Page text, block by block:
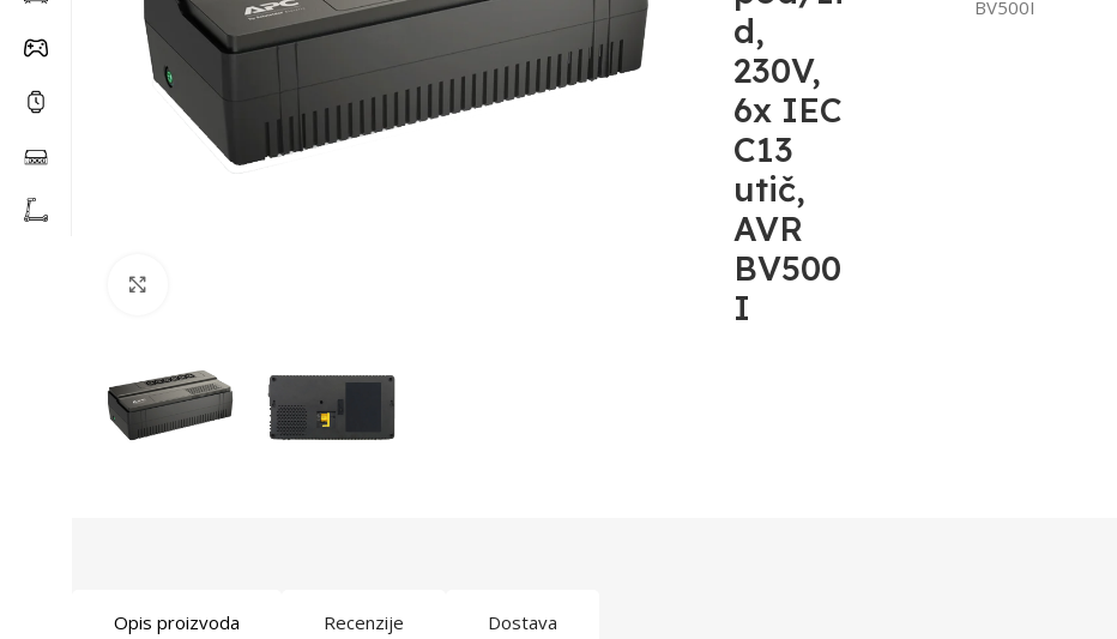
d,
230V,
6x IEC
C13
utič,
AVR
BV500
I
BV500I
Opis proizvoda Recenzije Dostava